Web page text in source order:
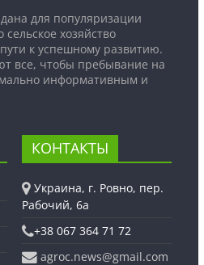
для популяризации
хозяйство
к успешному развитию.
все, чтобы пребывание на
информативным и
КОНТАКТЫ
Украина, г. Ровно, пер.
Рабочий, 6а
+38 067 364 71 72
agroc.news@gmail.com